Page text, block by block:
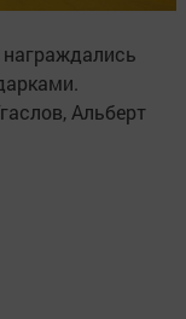
Альберт